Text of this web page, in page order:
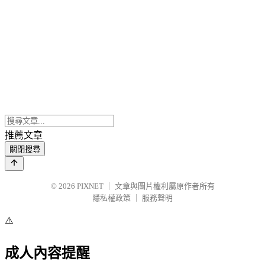
推薦文章
關閉搜尋
© 2026 PIXNET
文章與圖片權利屬原作者所有
隱私權政策
服務聲明
⚠️
成人內容提醒